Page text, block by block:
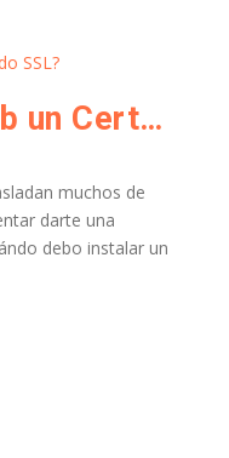
¿Necesita mi web un Certificado SSL?
muchos de
darte una
debo instalar un